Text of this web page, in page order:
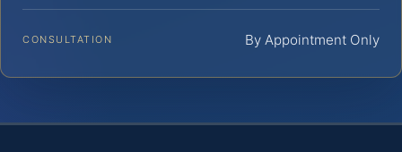
CONSULTATION By Appointment Only